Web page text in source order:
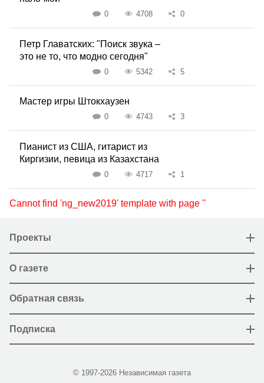
0 4708 0
Петр Главатских: "Поиск звука –
это не то, что модно сегодня"
0 5342 5
Мастер игры Штокхаузен
0 4743 3
Пианист из США, гитарист из
Киргизии, певица из Казахстана
0 4717 1
Cannot find 'ng_new2019' template with page ''
Проекты
О газете
Обратная связь
Подписка
© 1997-2026 Независимая газета